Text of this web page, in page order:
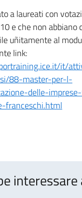
a laureati con
e che non abbiano
uñitamente al
link:
it/
88-master-per-l-
delle-imprese-
franceschi.html
interessare